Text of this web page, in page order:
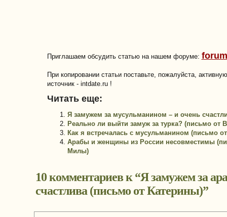
Приглашаем обсудить статью на нашем форуме:
При копировании статьи поставьте, пожалуйста,
источник - intdate.ru !
Читать еще:
Я замужем за мусульманином – и очень
Реально ли выйти замуж за турка? (письмо от
Как я встречалась с мусульманином (письмо
Арабы и женщины из России несовместимы
Милы)
10 комментариев к “Я замужем за
счастлива (письмо от Катерины)”